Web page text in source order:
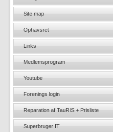
Site map
Ophavsret
Links
Medlemsprogram
Youtube
Forenings login
Reparation af TauRIS + Prisliste
Superbruger IT